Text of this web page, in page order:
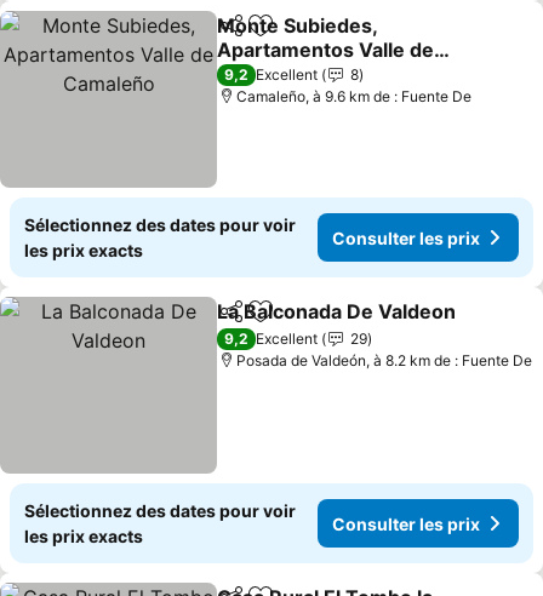
PartagerAjouter à mes favoris
Monte Subiedes,
Apartamentos Valle de
Camaleño
Consulter les prix
9,2 Excellent
8
Camaleño, à 9.6 km de : Fuente De
Sélectionnez des dates pour voir
les prix exacts
Consulter les prix
PartagerAjouter à mes favoris
La Balconada De Valdeon
9,2 Excellent
29
Posada de Valdeón, à 8.2 km de : Fuente De
Sélectionnez des dates pour voir
les prix exacts
Consulter les prix